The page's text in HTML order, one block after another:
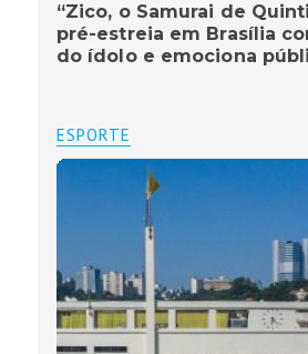
“Zico, o Samurai de
pré-estreia em Brasília
do ídolo e emociona
ESPORTE